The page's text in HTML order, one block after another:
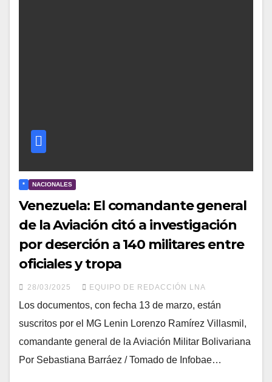
* NACIONALES
Venezuela: El comandante general
de la Aviación citó a investigación
por deserción a 140 militares entre
oficiales y tropa
28/03/2025 EQUIPO DE REDACCIÓN LNA
Los documentos, con fecha 13 de marzo, están
suscritos por el MG Lenin Lorenzo Ramírez Villasmil,
comandante general de la Aviación Militar Bolivariana
Por Sebastiana Barráez / Tomado de Infobae…